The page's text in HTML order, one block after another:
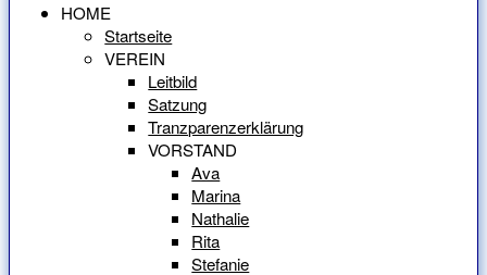
HOME
Startseite
VEREIN
Leitbild
Satzung
Tranzparenzerklärung
VORSTAND
Ava
Marina
Nathalie
Rita
Stefanie